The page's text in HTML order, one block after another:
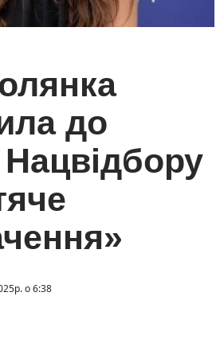
до
о 6:38